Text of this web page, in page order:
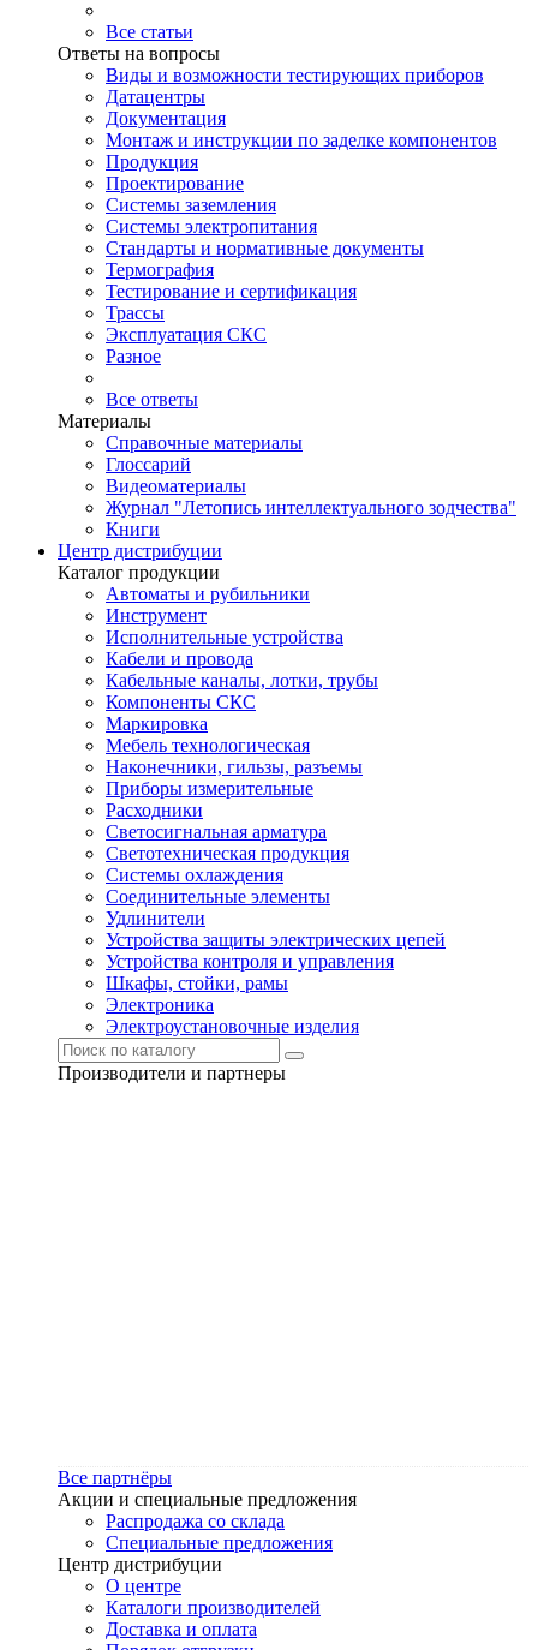
Все статьи
Ответы на вопросы
Виды и возможности тестирующих приборов
Датацентры
Документация
Монтаж и инструкции по заделке компонентов
Продукция
Проектирование
Системы заземления
Системы электропитания
Стандарты и нормативные документы
Термография
Тестирование и сертификация
Трассы
Эксплуатация СКС
Разное
Все ответы
Материалы
Справочные материалы
Глоссарий
Видеоматериалы
Журнал "Летопись интеллектуального зодчества"
Книги
Центр дистрибуции
Каталог продукции
Автоматы и рубильники
Инструмент
Исполнительные устройства
Кабели и провода
Кабельные каналы, лотки, трубы
Компоненты СКС
Маркировка
Мебель технологическая
Наконечники, гильзы, разъемы
Приборы измерительные
Расходники
Светосигнальная арматура
Светотехническая продукция
Системы охлаждения
Соединительные элементы
Удлинители
Устройства защиты электрических цепей
Устройства контроля и управления
Шкафы, стойки, рамы
Электроника
Электроустановочные изделия
Производители и партнеры
Все партнёры
Акции и специальные предложения
Распродажа со склада
Специальные предложения
Центр дистрибуции
О центре
Каталоги производителей
Доставка и оплата